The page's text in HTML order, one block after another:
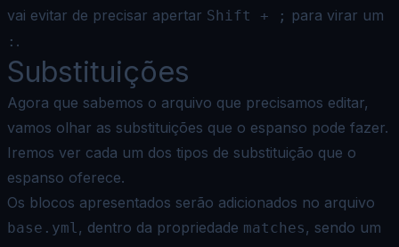
vai evitar de precisar apertar Shift + ; para virar um
: .
Substituições
Agora que sabemos o arquivo que precisamos editar,
vamos olhar as substituições que o espanso pode fazer.
Iremos ver cada um dos tipos de substituição que o
espanso oferece.
Os blocos apresentados serão adicionados no arquivo
base.yml, dentro da propriedade matches, sendo um